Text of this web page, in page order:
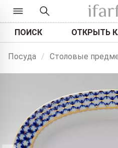
ПОИСК ОТКРЫТЬ
Посуда / Столовые